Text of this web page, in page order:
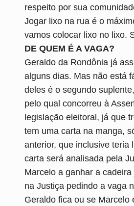
respeito por sua
Jogar lixo na rua é o
vamos colocar lixo no lixo.
DE QUEM É A VAGA?
Geraldo da Rondônia já
alguns dias. Mas não está
deles é o segundo
pelo qual concorreu à
legislação eleitoral, já que
tem uma carta na manga,
anterior, que inclusive teria
carta será analisada pela
Marcelo a ganhar a
na Justiça pedindo a vaga
Geraldo fica ou se Marcelo